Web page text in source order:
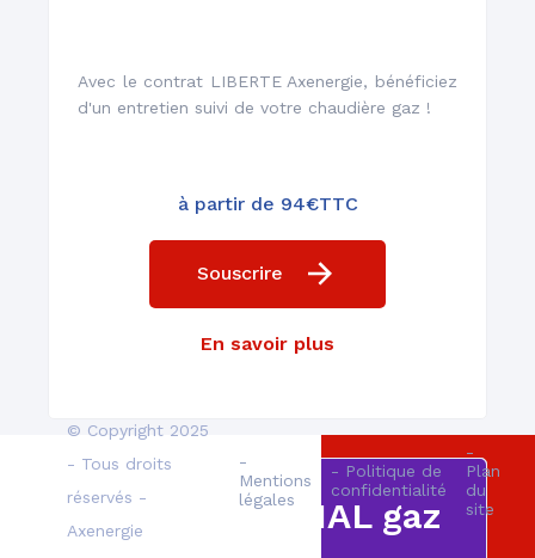
Avec le contrat LIBERTE Axenergie, bénéficiez
d'un entretien suivi de votre chaudière gaz !
à partir de 94€TTC
Souscrire
En savoir plus
Contrat INITIAL gaz
1000 techniciens
Des professionnels
qualifiés
© Copyright 2025
- Tous droits
réservés -
Axenergie
-
Mentions
légales
- Politique de
confidentialité
-
Plan
du
site